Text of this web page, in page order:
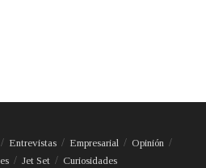
Entrevistas Empresarial
Opinión
Jet Set Curiosidades